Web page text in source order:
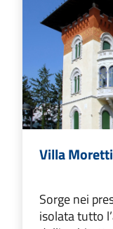
Villa Moretti
Sorge nei
isolata tutto